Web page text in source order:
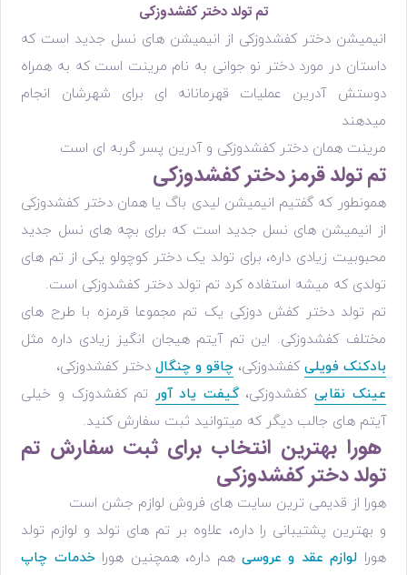
تم تولد دختر کفشدوزکی
انیمیشن دختر کفشدوزکی از انیمیشن های نسل جدید است که
داستان در مورد دختر نو جوانی به نام مرینت است که به همراه
دوستش آدرین عملیات قهرمانانه ای برای شهرشان انجام
میدهند
مرینت همان دختر کفشدوزکی و آدرین پسر گربه ای است
تم تولد قرمز دختر کفشدوزکی
همونطور که گفتیم انیمیشن لیدی باگ یا همان دختر کفشدوزکی
از انیمیشن های نسل جدید است که برای بچه های نسل جدید
محبوبیت زیادی داره، برای تولد یک دختر کوچولو یکی از تم های
تولدی که میشه استفاده کرد تم تولد دختر کفشدوزکی است.
تم تولد دختر کفش دوزکی یک تم مجموعا قرمزه با طرح های
مختلف کفشدوزکی. این تم آیتم هیجان انگیز زیادی داره مثل
بادکنک فویلی کفشدوزکی،چاقو و چنگال دختر کفشدوزکی،
عینک نقابیکفشدوزکی،گیفت یاد آور تم کفشدوزک و خیلی
آیتم های جالب دیگر که میتوانید ثبت سفارش کنید.
هورا بهترین انتخاب برای ثبت سفارش تم
تولد دختر کفشدوزکی
هورا از قدیمی ترین سایت های فروش لوازم جشن است
و بهترین پشتیبانی را داره، علاوه بر تم های تولد و لوازم تولد
هورا لوازم عقد و عروسی هم داره، همچنین هوراخدمات چاپ